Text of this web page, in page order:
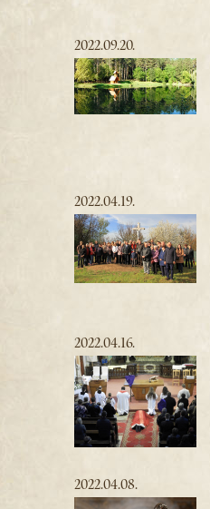
2022.09.20.
2022.04.19.
2022.04.16.
2022.04.08.